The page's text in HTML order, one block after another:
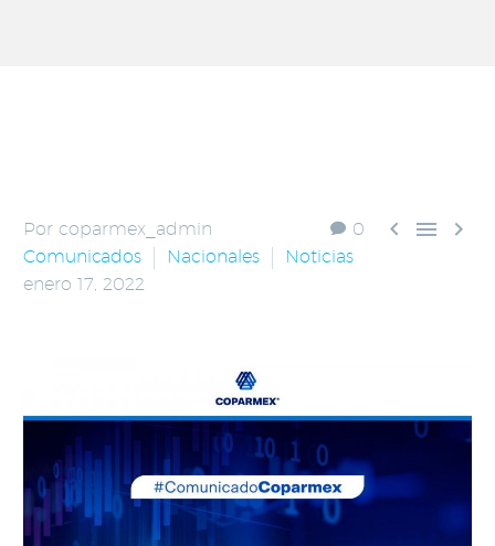
0   
Por coparmex_admin
Comunicados
Nacionales
Noticias
enero 17, 2022